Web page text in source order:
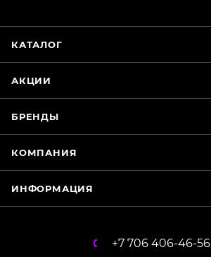
КАТАЛОГ
АКЦИИ
БРЕНДЫ
КОМПАНИЯ
ИНФОРМАЦИЯ
+7 706 406-46-56
WhatsApp